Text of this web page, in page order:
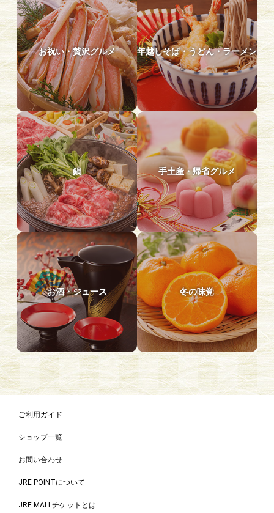
お祝い・贅沢グルメ 年越しそば・うどん・ラーメン
鍋 手土産・帰省グルメ
お酒・ジュース 冬の味覚
ご利用ガイド
ショップ一覧
お問い合わせ
JRE POINTについて
JRE MALLチケットとは